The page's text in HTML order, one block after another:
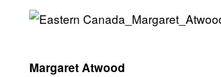
Margaret Atwood